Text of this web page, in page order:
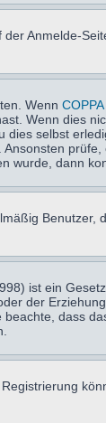
Anmelde-
Wenn COPPA
Wenn dies
selbst
wurde, dann
Benutzer,
ist ein
der
dass